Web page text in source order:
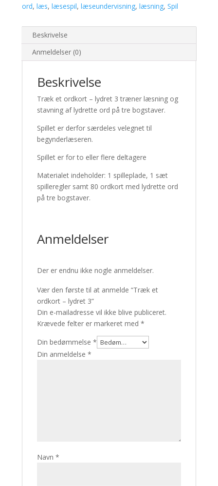
ord, læs, læsespil, læseundervisning, læsning, Spil
Beskrivelse
Anmeldelser (0)
Beskrivelse
Træk et ordkort – lydret 3 træner læsning og
stavning af lydrette ord på tre bogstaver.
Spillet er derfor særdeles velegnet til
begynderlæseren.
Spillet er for to eller flere deltagere
Materialet indeholder: 1 spilleplade, 1 sæt
spilleregler samt 80 ordkort med lydrette ord
på tre bogstaver.
Anmeldelser
Der er endnu ikke nogle anmeldelser.
Vær den første til at anmelde “Træk et
ordkort – lydret 3”
Din e-mailadresse vil ikke blive publiceret.
Krævede felter er markeret med *
Din bedømmelse *
Din anmeldelse *
Navn *